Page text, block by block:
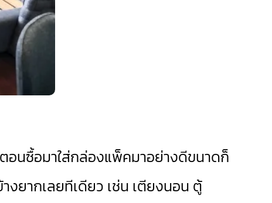
อนซื้อมาใส่กล่องแพ็คมาอย่างดีขนาดก็
งยากเลยทีเดียว เช่น เตียงนอน ตู้